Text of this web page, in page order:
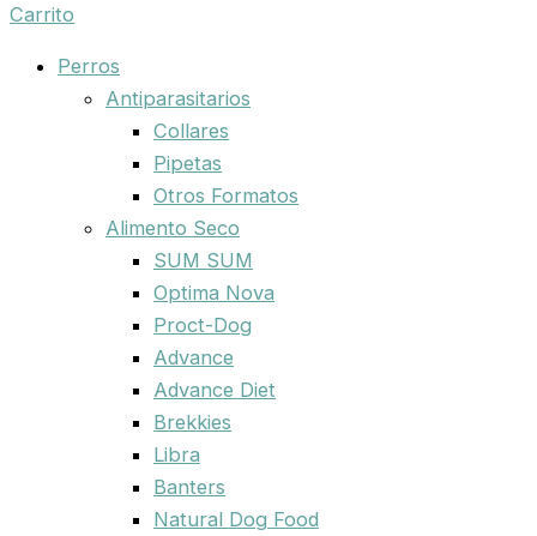
Carrito
Perros
Antiparasitarios
Collares
Pipetas
Otros Formatos
Alimento Seco
SUM SUM
Optima Nova
Proct-Dog
Advance
Advance Diet
Brekkies
Libra
Banters
Natural Dog Food